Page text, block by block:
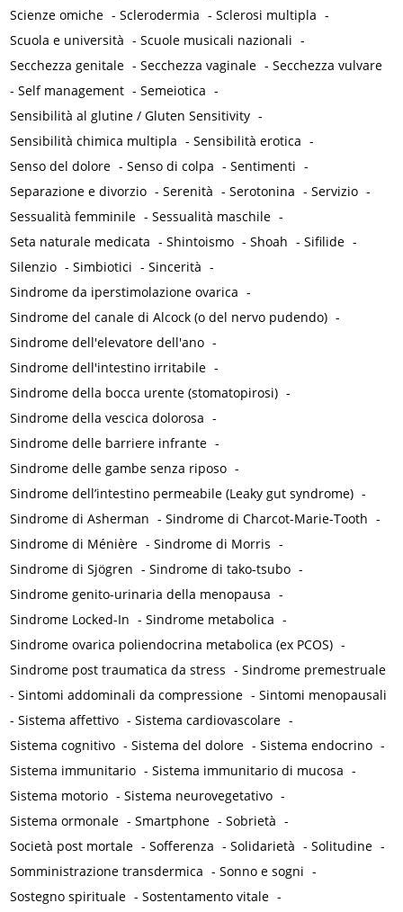
Scienze omiche -Sclerodermia -Sclerosi multipla -
Scuola e università -Scuole musicali nazionali -
Secchezza genitale -Secchezza vaginale -Secchezza vulvare
-Self management -Semeiotica -
Sensibilità al glutine / Gluten Sensitivity -
Sensibilità chimica multipla -Sensibilità erotica -
Senso del dolore -Senso di colpa -Sentimenti -
Separazione e divorzio -Serenità -Serotonina -Servizio -
Sessualità femminile -Sessualità maschile -
Seta naturale medicata -Shintoismo -Shoah -Sifilide -
Silenzio -Simbiotici -Sincerità -
Sindrome da iperstimolazione ovarica -
Sindrome del canale di Alcock (o del nervo pudendo) -
Sindrome dell'elevatore dell'ano -
Sindrome dell'intestino irritabile -
Sindrome della bocca urente (stomatopirosi) -
Sindrome della vescica dolorosa -
Sindrome delle barriere infrante -
Sindrome delle gambe senza riposo -
Sindrome dell’intestino permeabile (Leaky gut syndrome) -
Sindrome di Asherman -Sindrome di Charcot-Marie-Tooth -
Sindrome di Ménière -Sindrome di Morris -
Sindrome di Sjögren -Sindrome di tako-tsubo -
Sindrome genito-urinaria della menopausa -
Sindrome Locked-In -Sindrome metabolica -
Sindrome ovarica poliendocrina metabolica (ex PCOS) -
Sindrome post traumatica da stress -Sindrome premestruale
-Sintomi addominali da compressione -Sintomi menopausali
-Sistema affettivo -Sistema cardiovascolare -
Sistema cognitivo -Sistema del dolore -Sistema endocrino -
Sistema immunitario -Sistema immunitario di mucosa -
Sistema motorio -Sistema neurovegetativo -
Sistema ormonale -Smartphone -Sobrietà -
Società post mortale -Sofferenza -Solidarietà -Solitudine -
Somministrazione transdermica -Sonno e sogni -
Sostegno spirituale -Sostentamento vitale -